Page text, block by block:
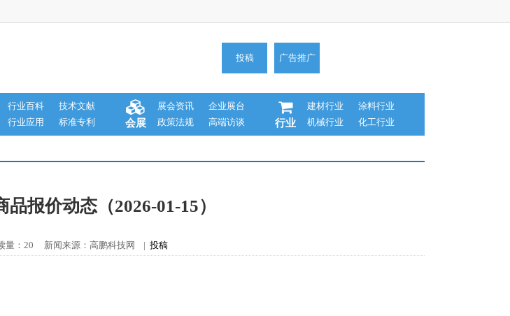
投稿 广告推广
行业百科
技术文献
行业应用
标准专利 会展
展会资讯
企业展台
政策法规
高端访谈 行业
建材行业
涂料行业
机械行业
化工行业
报价动态（2026-01-15）
量：20 新闻来源：高鹏科技网 | 投稿